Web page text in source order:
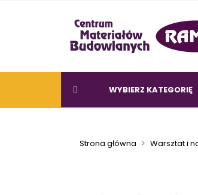
WYBIERZ KATEGORIĘ
Strona główna Warsztat i